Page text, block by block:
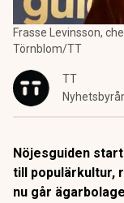
Frasse Levinsson,
Törnblom/TT
TT
Nöjesguiden
till populärkultur,
nu går